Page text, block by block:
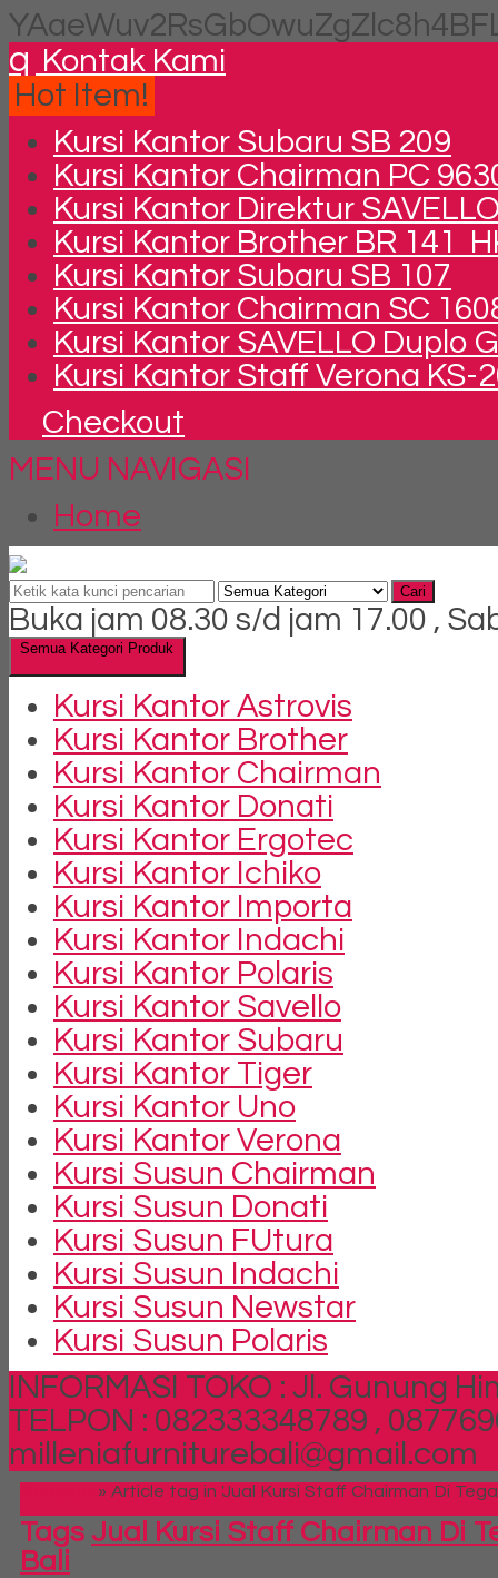
q Kontak Kami
Hot Item!
Kursi Kantor Subaru SB 209
Kursi Kantor Chairman PC
Kursi Kantor Direktur
Kursi Kantor Brother BR 141
Kursi Kantor Subaru SB 107
Kursi Kantor Chairman SC
Kursi Kantor SAVELLO Duplo
Kursi Kantor Staff Verona KS-
Checkout
MENU NAVIGASI
Home
Cari
Buka jam 08.30 s/d jam 17.00 ,
Semua Kategori Produk
Kursi Kantor Astrovis
Kursi Kantor Brother
Kursi Kantor Chairman
Kursi Kantor Donati
Kursi Kantor Ergotec
Kursi Kantor Ichiko
Kursi Kantor Importa
Kursi Kantor Indachi
Kursi Kantor Polaris
Kursi Kantor Savello
Kursi Kantor Subaru
Kursi Kantor Tiger
Kursi Kantor Uno
Kursi Kantor Verona
Kursi Susun Chairman
Kursi Susun Donati
Kursi Susun FUtura
Kursi Susun Indachi
Kursi Susun Newstar
Kursi Susun Polaris
INFORMASI TOKO : Jl. Gunung
TELPON : 082333348789 ,
milleniafurniturebali@gmail.com
» Article tag in 'Jual Kursi Staff Chairman Di
Tags Jual Kursi Staff Chairman Di
Bali